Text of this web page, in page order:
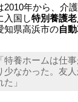
2010年から、介
入国し特別養護
知県高浜市の自
「特養ホームは仕
少なかった。友
た」